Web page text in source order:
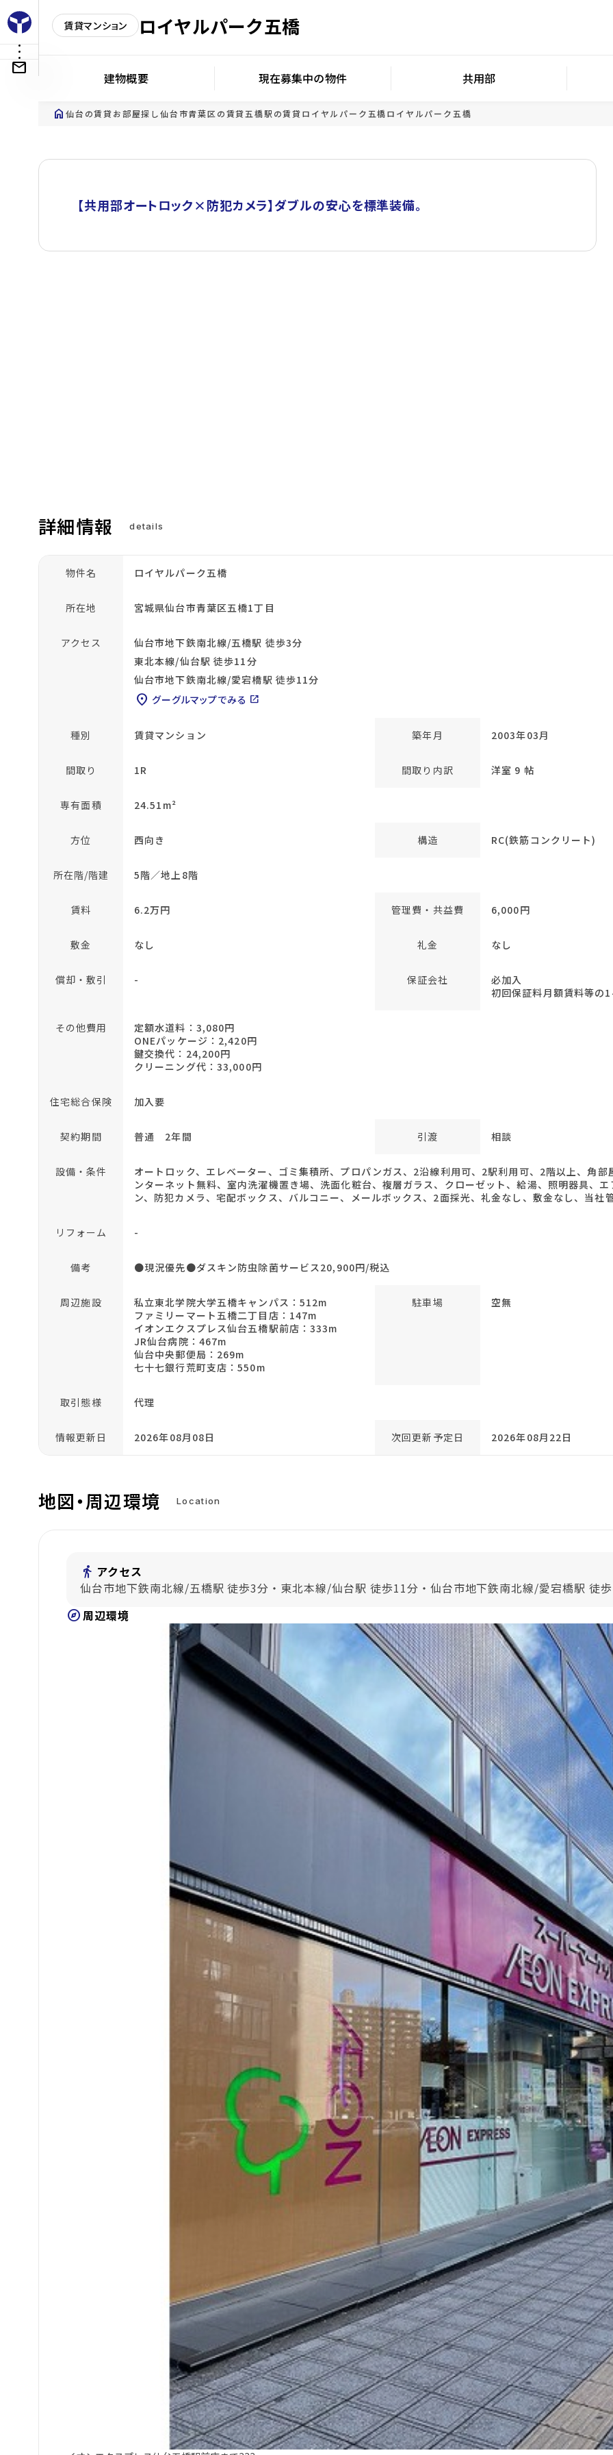
賃貸マンション ロイヤルパーク五橋
建物概要 現在募集中の物件 共用部
home 仙台の賃貸お部屋探し仙台市青葉区の賃貸五橋駅の賃貸ロイヤルパーク五橋ロイヤルパーク五橋
【共用部オートロック×防犯カメラ】ダブルの安心を標準装備。
詳細情報 details
物件名 ロイヤルパーク五橋
所在地 宮城県仙台市青葉区五橋1丁目
アクセス
仙台市地下鉄南北線/五橋駅 徒歩3分
東北本線/仙台駅 徒歩11分
仙台市地下鉄南北線/愛宕橋駅 徒歩11分
location_on グーグルマップでみる open_in_new
種別 賃貸マンション 築年月 2003年03月
間取り 1R 間取り内訳 洋室 9 帖
専有面積 24.51m²
方位 西向き 構造 RC(鉄筋コンクリート)
所在階/階建 5階／地上8階
賃料 6.2万円 管理費・共益費 6,000円
敷金 なし 礼金 なし
償却・敷引 - 保証会社
必加入
初回保証料月額賃料等の
その他費用
定額水道料：3,080円
ONEパッケージ：2,420円
鍵交換代：24,200円
クリーニング代：33,000円
住宅総合保険 加入要
契約期間 普通 2年間 引渡 相談
設備・条件
オートロック、エレベーター、ゴミ集積所、プロパンガス、2沿線利用可、2駅利用可、2階以上、角
ンターネット無料、室内洗濯機置き場、洗面化粧台、複層ガラス、クローゼット、給湯、照明器具、
ン、防犯カメラ、宅配ボックス、バルコニー、メールボックス、2面採光、礼金なし、敷金なし、当社
リフォーム -
備考 ●現況優先●ダスキン防虫除菌サービス20,900円/税込
周辺施設
私立東北学院大学五橋キャンパス：512m
ファミリーマート五橋二丁目店：147m
イオンエクスプレス仙台五橋駅前店：333m
JR仙台病院：467m
仙台中央郵便局：269m
七十七銀行荒町支店：550m
駐車場 空無
取引態様 代理
情報更新日 2026年08月08日 次回更新予定日 2026年08月22日
地図・周辺環境 Location
directions_walk アクセス
仙台市地下鉄南北線/五橋駅 徒歩3分・東北本線/仙台駅 徒歩11分・仙台市地下鉄南北線/愛宕橋駅 徒
explore周辺環境